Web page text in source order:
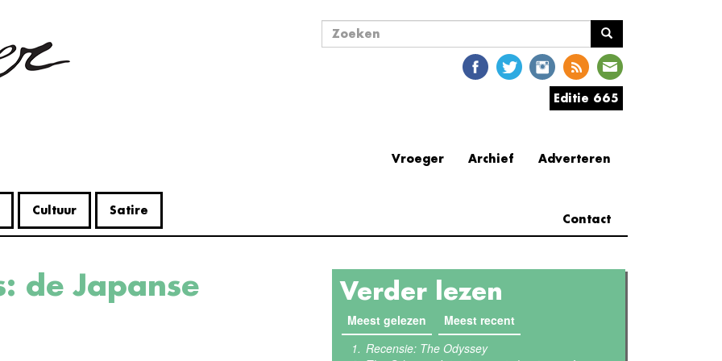
Cultuur Satire
Zoekveld
Editie 665
Adverteren
Archief
Vroeger
Contact
Verder lezen
Meest gelezen (actieve tabblad)
Meest recent
Recensie: The Odyssey